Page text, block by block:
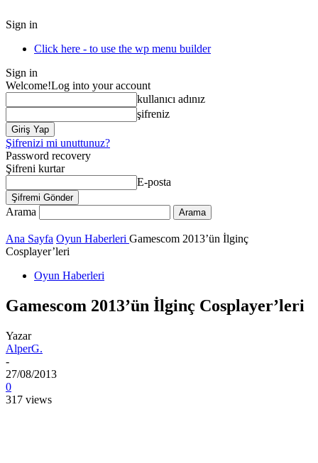
Sign in
Click here - to use the wp menu builder
Sign in
Welcome!Log into your account
kullanıcı adınız
şifreniz
Şifrenizi mi unuttunuz?
Password recovery
Şifreni kurtar
E-posta
Arama
Ana Sayfa Oyun Haberleri Gamescom 2013’ün İlginç
Cosplayer’leri
Oyun Haberleri
Gamescom 2013’ün İlginç Cosplayer’leri
Yazar
AlperG.
-
27/08/2013
0
317 views